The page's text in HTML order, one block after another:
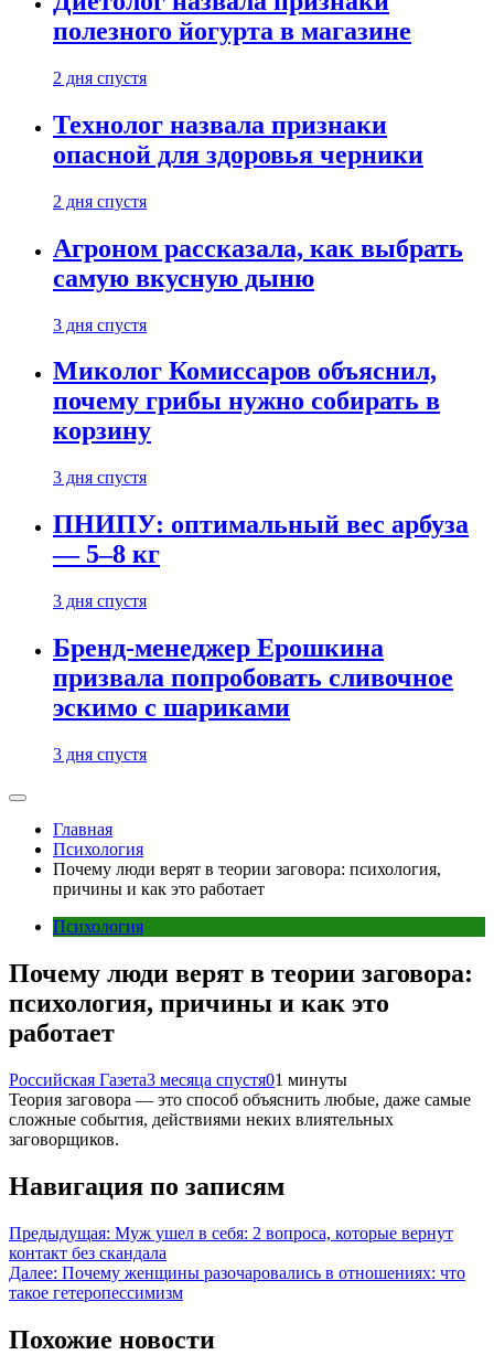
полезного йогурта в магазине
2 дня спустя
Технолог назвала признаки
опасной для здоровья черники
2 дня спустя
Агроном рассказала, как выбрать
самую вкусную дыню
3 дня спустя
Миколог Комиссаров объяснил,
почему грибы нужно собирать в
корзину
3 дня спустя
ПНИПУ: оптимальный вес арбуза
— 5–8 кг
3 дня спустя
Бренд-менеджер Ерошкина
призвала попробовать сливочное
эскимо с шариками
3 дня спустя
Главная
Психология
Почему люди верят в теории заговора: психология,
причины и как это работает
Психология
Почему люди верят в теории заговора:
психология, причины и как это
работает
Российская Газета3 месяца спустя01 минуты
Теория заговора — это способ объяснить любые, даже самые
сложные события, действиями неких влиятельных
заговорщиков.
Навигация по записям
Предыдущая: Муж ушел в себя: 2 вопроса, которые вернут
контакт без скандала
Далее: Почему женщины разочаровались в отношениях: что
такое гетеропессимизм
Похожие новости